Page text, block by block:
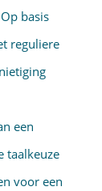
basis
reguliere
een
taalkeuze
voor een